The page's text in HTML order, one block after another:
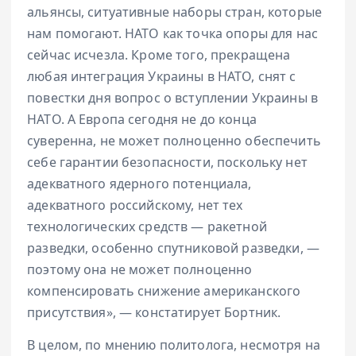
альянсы, ситуативные наборы стран, которые
нам помогают. НАТО как точка опоры для нас
сейчас исчезла. Кроме того, прекращена
любая интеграция Украины в НАТО, снят с
повестки дня вопрос о вступлении Украины в
НАТО. А Европа сегодня не до конца
суверенна, не может полноценно обеспечить
себе гарантии безопасности, поскольку нет
адекватного ядерного потенциала,
адекватного российскому, нет тех
технологических средств — ракетной
разведки, особенно спутниковой разведки, —
поэтому она не может полноценно
компенсировать снижение американского
присутствия», — констатирует Бортник.
В целом, по мнению политолога, несмотря на